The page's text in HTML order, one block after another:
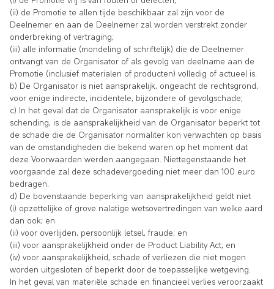
(ii) de Promotie te allen tijde beschikbaar zal zijn voor de
Deelnemer en aan de Deelnemer zal worden verstrekt zonder
onderbreking of vertraging;
(iii) alle informatie (mondeling of schriftelijk) die de Deelnemer
ontvangt van de Organisator of als gevolg van deelname aan de
Promotie (inclusief materialen of producten) volledig of actueel is.
b) De Organisator is niet aansprakelijk, ongeacht de rechtsgrond,
voor enige indirecte, incidentele, bijzondere of gevolgschade;
c) In het geval dat de Organisator aansprakelijk is voor enige
schending, is de aansprakelijkheid van de Organisator beperkt tot
de schade die de Organisator normaliter kon verwachten op basis
van de omstandigheden die bekend waren op het moment dat
deze Voorwaarden werden aangegaan. Niettegenstaande het
voorgaande zal deze schadevergoeding niet meer dan 100 euro
bedragen.
d) De bovenstaande beperking van aansprakelijkheid geldt niet
(i) opzettelijke of grove nalatige wetsovertredingen van welke aard
dan ook; en
(ii) voor overlijden, persoonlijk letsel, fraude; en
(iii) voor aansprakelijkheid onder de Product Liability Act; en
(iv) voor aansprakelijkheid, schade of verliezen die niet mogen
worden uitgesloten of beperkt door de toepasselijke wetgeving.
In het geval van materiële schade en financieel verlies veroorzaakt